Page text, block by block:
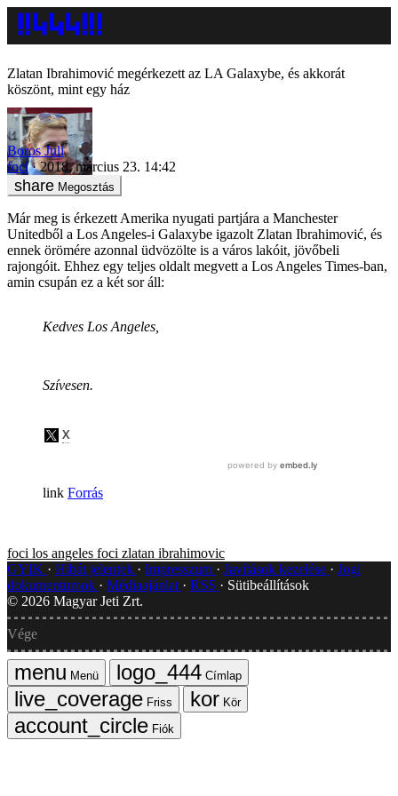
Zlatan Ibrahimović megérkezett az LA Galaxybe, és akkorát
köszönt, mint egy ház
Boros Juli
foci
2018. március 23. 14:42
Megosztás
Már meg is érkezett Amerika nyugati partjára a Manchester
Unitedből a Los Angeles-i Galaxybe igazolt Zlatan Ibrahimović, és
ennek örömére azonnal üdvözölte is a város lakóit, jövőbeli
rajongóit. Ehhez egy teljes oldalt megvett a Los Angeles Times-ban,
amin csupán ez a két sor áll:
Kedves Los Angeles,
Szívesen.
Forrás
foci los angeles foci zlatan ibrahimovic
GYIK
Hibát jelentek Impresszum Javítások kezelése
Jogi
dokumentumok
Médiaajánlat RSS
Sütibeállítások
© 2026 Magyar Jeti Zrt.
Vége
Menü
Címlap
Friss
Kör
Fiók